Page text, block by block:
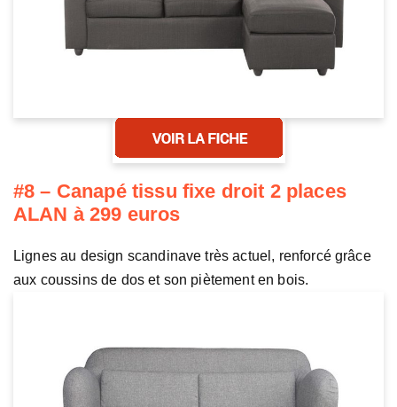
#8 – Canapé tissu fixe droit 2 places
ALAN à 299 euros
Lignes au design scandinave très actuel, renforcé grâce
aux coussins de dos et son piètement en bois.